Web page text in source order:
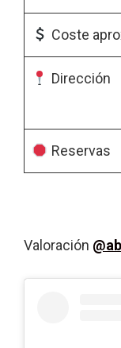
Coste
Dirección
Reservas
Valoración